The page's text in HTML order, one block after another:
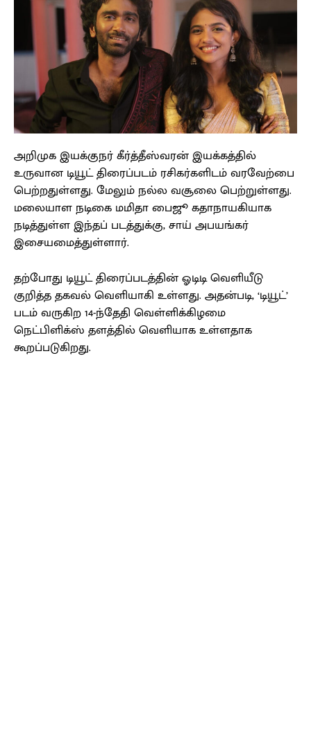
அறிமுக இயக்குநர் கீர்த்தீஸ்வரன் இயக்கத்தில்
உருவான டியூட் திரைப்படம் ரசிகர்களிடம் வரவேற்பை
பெற்றதுள்ளது. மேலும் நல்ல வசூலை பெற்றுள்ளது.
மலையாள நடிகை மமிதா பைஜூ கதாநாயகியாக
நடித்துள்ள இந்தப் படத்துக்கு, சாய் அபயங்கர்
இசையமைத்துள்ளார்.
தற்போது டியூட் திரைப்படத்தின் ஓடிடி வெளியீடு
குறித்த தகவல் வெளியாகி உள்ளது. அதன்படி, ‘டியூட்’
படம் வருகிற 14-ந்தேதி வெள்ளிக்கிழமை
நெட்பிளிக்ஸ் தளத்தில் வெளியாக உள்ளதாக
கூறப்படுகிறது.